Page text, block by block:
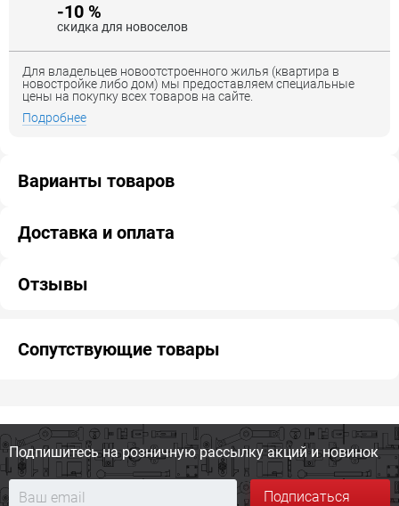
-10 %
скидка для новоселов
Для владельцев новоотстроенного жилья (квартира в
новостройке либо дом) мы предоставляем специальные
цены на покупку всех товаров на сайте.
Подробнее
Варианты товаров
Доставка и оплата
Отзывы
Сопутствующие товары
Подпишитесь на розничную рассылку акций и новинок
Подписаться